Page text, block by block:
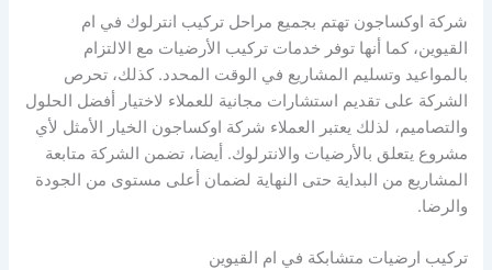
شركة اوكساجون تهتم بجميع مراحل تركيب انترلوك في ام
القيوين، كما أنها توفر خدمات تركيب الأرضيات مع الالتزام
بالمواعيد وتسليم المشاريع في الوقت المحدد. كذلك، تحرص
الشركة على تقديم استشارات مجانية للعملاء لاختيار أفضل الحلول
والتصاميم، لذلك يعتبر العملاء شركة اوكساجون الخيار الأمثل لأي
مشروع يتعلق بالأرضيات والانترلوك. أيضا، تضمن الشركة متابعة
المشاريع من البداية حتى النهاية لضمان أعلى مستوى من الجودة
والرضا.
تركيب ارضيات متشابكة في ام القيوين